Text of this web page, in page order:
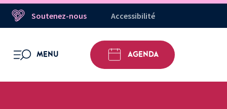
Soutenez-nous Accessibilité
MENU
OUVRIR LE MENU AGENDA